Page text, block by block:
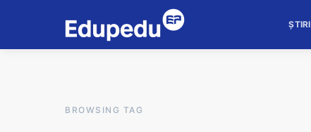
ȘTIRI
BROWSING TAG